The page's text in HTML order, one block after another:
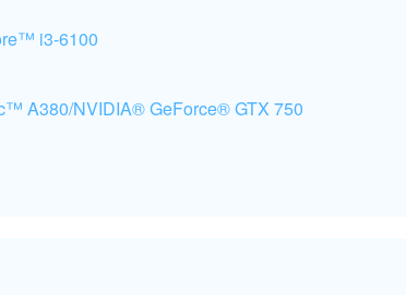
i3-6100
A380/NVIDIA® GeForce® GTX 750